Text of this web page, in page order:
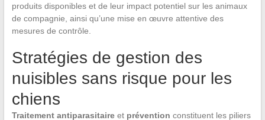
produits disponibles et de leur impact potentiel sur les animaux
de compagnie, ainsi qu’une mise en œuvre attentive des
mesures de contrôle.
Stratégies de gestion des
nuisibles sans risque pour les
chiens
Traitement antiparasitaireet prévention constituent les piliers